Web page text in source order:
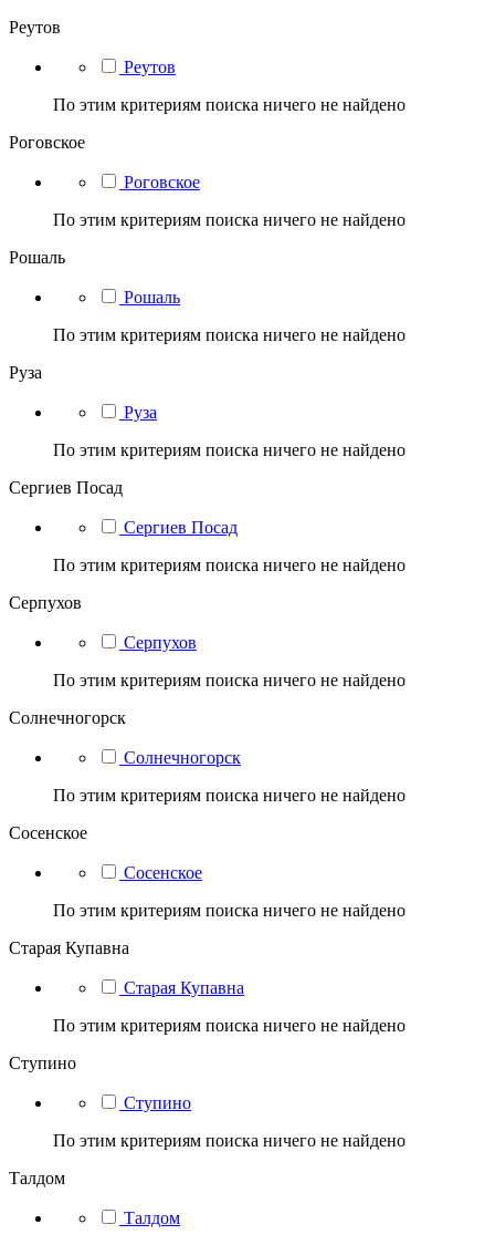
Реутов
Реутов
По этим критериям поиска ничего не найдено
Роговское
Роговское
По этим критериям поиска ничего не найдено
Рошаль
Рошаль
По этим критериям поиска ничего не найдено
Руза
Руза
По этим критериям поиска ничего не найдено
Сергиев Посад
Сергиев Посад
По этим критериям поиска ничего не найдено
Серпухов
Серпухов
По этим критериям поиска ничего не найдено
Солнечногорск
Солнечногорск
По этим критериям поиска ничего не найдено
Сосенское
Сосенское
По этим критериям поиска ничего не найдено
Старая Купавна
Старая Купавна
По этим критериям поиска ничего не найдено
Ступино
Ступино
По этим критериям поиска ничего не найдено
Талдом
Талдом